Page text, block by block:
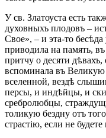
У св. Златоуста есть
духовныхъ плодовъ –
Свое», – и эта-то
приводила на память,
притчу о десяти
вспоминала въ Великую
вселенной, вездѣ
персы, и индѣйцы, и
сребролюбцы,
толикую бездну отъ
страстію, если не